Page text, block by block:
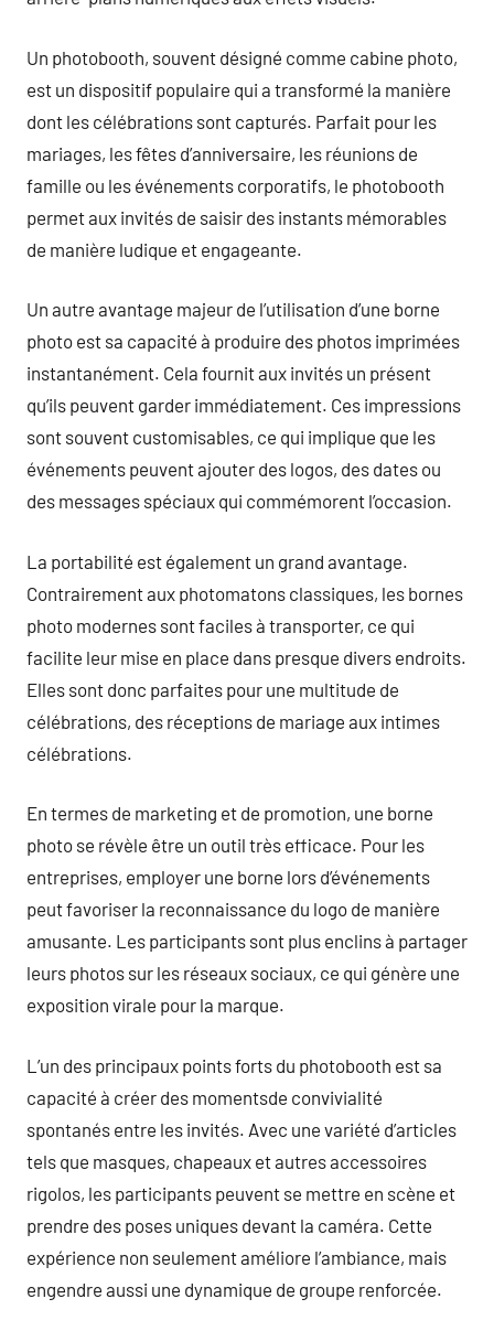
Un photobooth, souvent désigné comme cabine photo,
est un dispositif populaire qui a transformé la manière
dont les célébrations sont capturés. Parfait pour les
mariages, les fêtes d’anniversaire, les réunions de
famille ou les événements corporatifs, le photobooth
permet aux invités de saisir des instants mémorables
de manière ludique et engageante.
Un autre avantage majeur de l’utilisation d’une borne
photo est sa capacité à produire des photos imprimées
instantanément. Cela fournit aux invités un présent
qu’ils peuvent garder immédiatement. Ces impressions
sont souvent customisables, ce qui implique que les
événements peuvent ajouter des logos, des dates ou
des messages spéciaux qui commémorent l’occasion.
La portabilité est également un grand avantage.
Contrairement aux photomatons classiques, les bornes
photo modernes sont faciles à transporter, ce qui
facilite leur mise en place dans presque divers endroits.
Elles sont donc parfaites pour une multitude de
célébrations, des réceptions de mariage aux intimes
célébrations.
En termes de marketing et de promotion, une borne
photo se révèle être un outil très efficace. Pour les
entreprises, employer une borne lors d’événements
peut favoriser la reconnaissance du logo de manière
amusante. Les participants sont plus enclins à partager
leurs photos sur les réseaux sociaux, ce qui génère une
exposition virale pour la marque.
L’un des principaux points forts du photobooth est sa
capacité à créer des momentsde convivialité
spontanés entre les invités. Avec une variété d’articles
tels que masques, chapeaux et autres accessoires
rigolos, les participants peuvent se mettre en scène et
prendre des poses uniques devant la caméra. Cette
expérience non seulement améliore l’ambiance, mais
engendre aussi une dynamique de groupe renforcée.